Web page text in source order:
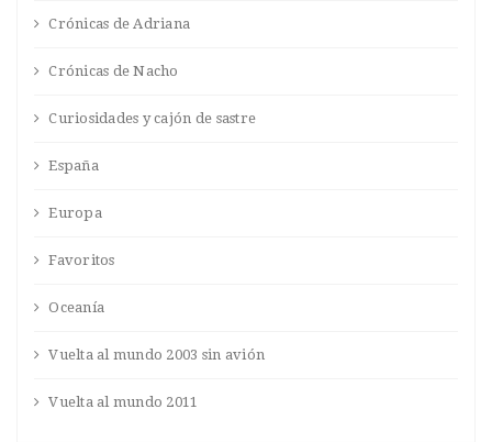
Crónicas de Adriana
Crónicas de Nacho
Curiosidades y cajón de sastre
España
Europa
Favoritos
Oceanía
Vuelta al mundo 2003 sin avión
Vuelta al mundo 2011